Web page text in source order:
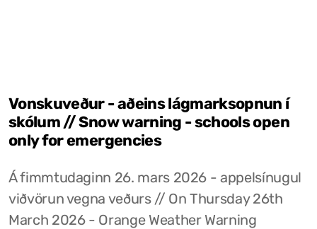
Vonskuveður - aðeins lágmarksopnun í
skólum // Snow warning - schools open
only for emergencies
Á fimmtudaginn 26. mars 2026 - appelsínugul
viðvörun vegna veðurs // On Thursday 26th
March 2026 - Orange Weather Warning